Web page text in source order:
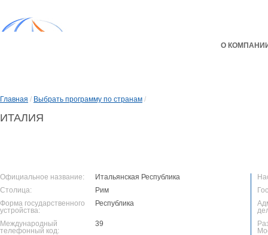
О
Главная / Выбрать программу по странам /
ИТАЛИЯ
Официальное название: Итальянская Республика
Столица:
Рим
Форма государственного
устройства:
Республика
Международный
телефонный код:
39